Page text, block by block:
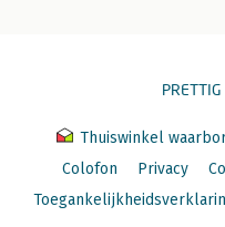
Thuiswinkel
Colofon
Privacy